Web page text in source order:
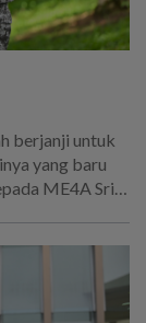
berjanji untuk
yang baru
ME4A Sri